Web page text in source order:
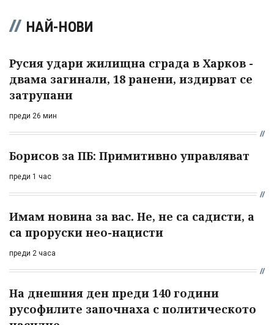
НАЙ-НОВИ
Русия удари жилищна сграда в Харков -
двама загинали, 18 ранени, издирват се
затрупани
преди 26 мин
Борисов за ПБ: Примитивно управляват
преди 1 час
Имам новина за вас. Не, не са садисти, а
са проруски нео-нацисти
преди 2 часа
На днешния ден преди 140 години
русофилите започнаха с политическото